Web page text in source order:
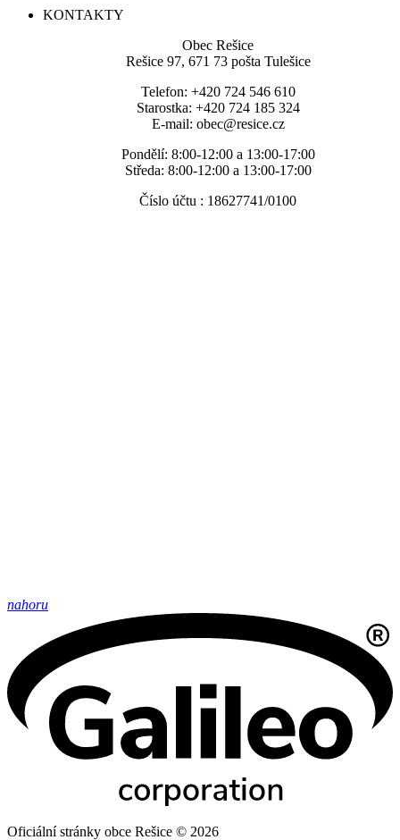
KONTAKTY
Obec Rešice
Rešice 97, 671 73 pošta Tulešice
Telefon: +420 724 546 610
Starostka: +420 724 185 324
E-mail: obec@resice.cz
Pondělí: 8:00-12:00 a 13:00-17:00
Středa: 8:00-12:00 a 13:00-17:00
Číslo účtu : 18627741/0100
nahoru
Oficiální stránky obce Rešice © 2026